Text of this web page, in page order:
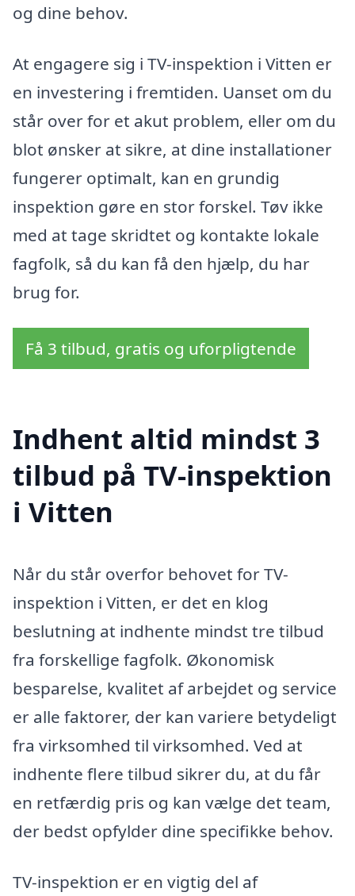
og dine behov.
At engagere sig i TV-inspektion i Vitten er
en investering i fremtiden. Uanset om du
står over for et akut problem, eller om du
blot ønsker at sikre, at dine installationer
fungerer optimalt, kan en grundig
inspektion gøre en stor forskel. Tøv ikke
med at tage skridtet og kontakte lokale
fagfolk, så du kan få den hjælp, du har
brug for.
Få 3 tilbud, gratis og uforpligtende
Indhent altid mindst 3
tilbud på TV-inspektion
i Vitten
Når du står overfor behovet for TV-
inspektion i Vitten, er det en klog
beslutning at indhente mindst tre tilbud
fra forskellige fagfolk. Økonomisk
besparelse, kvalitet af arbejdet og service
er alle faktorer, der kan variere betydeligt
fra virksomhed til virksomhed. Ved at
indhente flere tilbud sikrer du, at du får
en retfærdig pris og kan vælge det team,
der bedst opfylder dine specifikke behov.
TV-inspektion er en vigtig del af